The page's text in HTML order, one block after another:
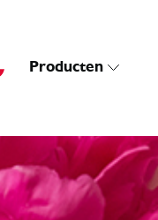
Producten